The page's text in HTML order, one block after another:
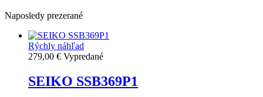
Naposledy prezerané
Rýchly náhľad
279,00 € Vypredané
SEIKO SSB369P1